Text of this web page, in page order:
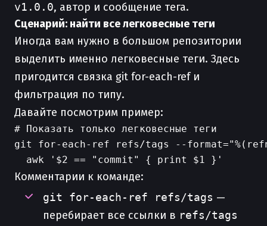
v1.0.0, автор и сообщение тега.
Сценарий: найти все легковесные теги
Иногда вам нужно в большом репозитории
выделить именно легковесные теги. Здесь
пригодится связка git for-each-ref и
фильтрация по типу.
Давайте посмотрим пример:
# Показать только легковесные теги
git for-each-ref refs/tags --
Комментарии к команде:
git for-each-ref refs/tags —
перебирает все ссылки в refs/tags